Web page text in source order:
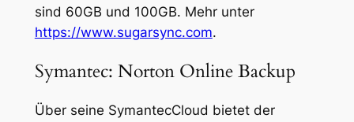
sind 60GB und 100GB. Mehr unter
https://www.sugarsync.com.
Symantec: Norton Online Backup
Über seine SymantecCloud bietet der